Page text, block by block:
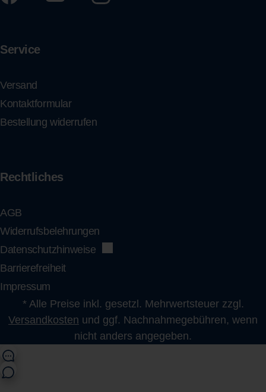
Service
Versand
Kontaktformular
Bestellung widerrufen
Rechtliches
AGB
Widerrufsbelehrungen
Datenschutzhinweise
Barrierefreiheit
Impressum
* Alle Preise inkl. gesetzl. Mehrwertsteuer zzgl.
Versandkosten und ggf. Nachnahmegebühren, wenn
nicht anders angegeben.